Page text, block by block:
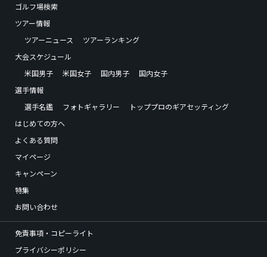
ゴルフ場検索
ツアー情報
ツアーニュース
ツアーランキング
大会スケジュール
米国男子
米国女子 国内男子
国内女子
選手情報
選手名鑑
フォトギャラリー
トッププロのギアセッティング
はじめての方へ
よくある質問
マイページ
キャンペーン
特集
お問い合わせ
免責事項・コピーライト
プライバシーポリシー